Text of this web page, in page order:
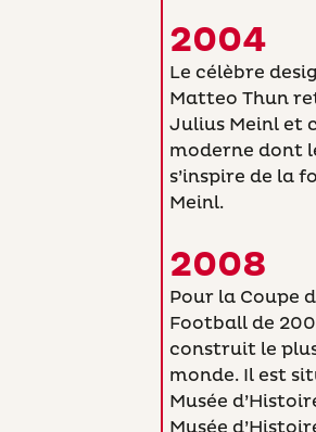
2004
Le célèbre
Matteo Thun
Julius Meinl et
moderne dont
s’inspire de la
Meinl.
2008
Pour la Coupe
Football de
construit le
monde. Il est
Musée
Musée